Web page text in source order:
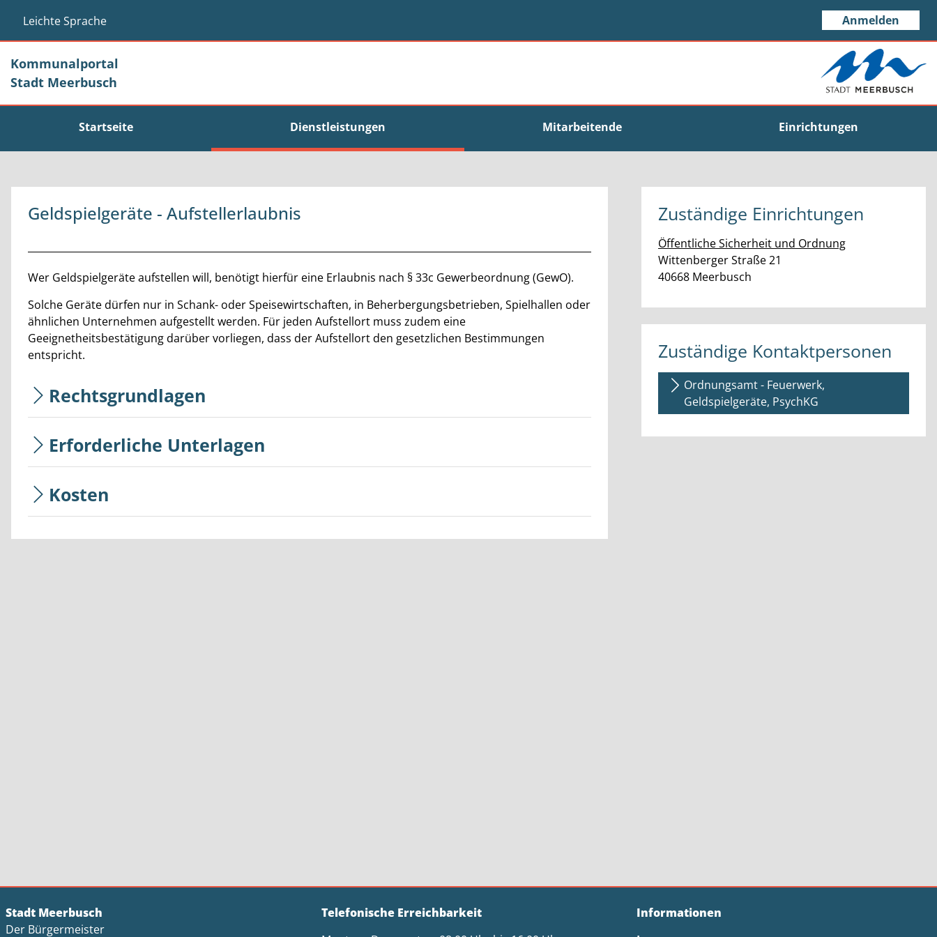
Zum Hauptinhalt springen
Leichte Sprache
Anmelden
Kommunalportal
Stadt Meerbusch
Startseite Dienstleistungen Mitarbeitende Einrichtungen
Geldspielgeräte - Aufstellerlaubnis
Beschreibung
Wer Geldspielgeräte aufstellen will, benötigt hierfür eine Erlaubnis nach § 33c Gewerbeordnung (GewO).
Solche Geräte dürfen nur in Schank- oder Speisewirtschaften, in Beherbergungsbetrieben, Spielhallen oder
ähnlichen Unternehmen aufgestellt werden. Für jeden Aufstellort muss zudem eine
Geeignetheitsbestätigung darüber vorliegen, dass der Aufstellort den gesetzlichen Bestimmungen
entspricht.
Rechtsgrundlagen
Erforderliche Unterlagen
Kosten
Zuständige Einrichtungen
Öffentliche Sicherheit und Ordnung
Straße:
Wittenberger Straße Hausnummer:
21
PLZ:
40668 Ort:
Meerbusch
Zuständige Kontaktpersonen
Ordnungsamt - Feuerwerk,
Geldspielgeräte, PsychKG
Stadt Meerbusch
Der Bürgermeister
Telefonische Erreichbarkeit
Informationen